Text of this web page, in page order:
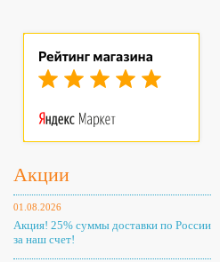
Акции
01.08.2026
Акция! 25% суммы доставки по России
за наш счет!